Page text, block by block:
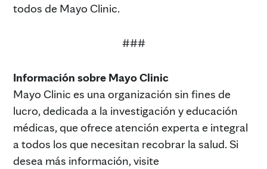
todos de Mayo Clinic.
###
Información sobre Mayo Clinic
Mayo Clinic es una organización sin fines de
lucro, dedicada a la investigación y educación
médicas, que ofrece atención experta e integral
a todos los que necesitan recobrar la salud. Si
desea más información, visite